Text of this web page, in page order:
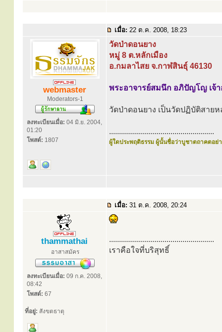
เมื่อ: 22 ต.ค. 2008, 18:23
webmaster
Moderators-1
ลงทะเบียนเมื่อ: 04 มิ.ย. 2004,
01:20
โพสต์: 1807
วัดป่าดอนยาง
หมู่ 8 ต.หลักเมือง
อ.กมลาไสย จ.กาฬสินธุ์ 46130
พระอาจารย์สมนึก อภิปัญโญ เจ้า
วัดป่าดอนยาง เป็นวัดปฏิบัติสาย
.....................................................
ผู้ใดประพฤติธรรม ผู้นั้นชื่อว่าบูชาตถาคตอย่า
เมื่อ: 31 ต.ค. 2008, 20:24
thammathai
อาสาสมัคร
ลงทะเบียนเมื่อ: 09 ก.ค. 2008,
08:42
โพสต์: 67
ที่อยู่: สังขตธาตุ
.....................................................
เราคือใจที่บริสุทธิ์